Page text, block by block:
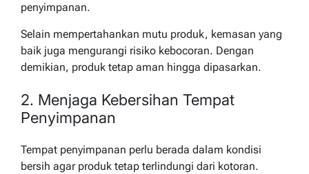
penyimpanan.
Selain mempertahankan mutu produk, kemasan yang
baik juga mengurangi risiko kebocoran. Dengan
demikian, produk tetap aman hingga dipasarkan.
2. Menjaga Kebersihan Tempat
Penyimpanan
Tempat penyimpanan perlu berada dalam kondisi
bersih agar produk tetap terlindungi dari kotoran.